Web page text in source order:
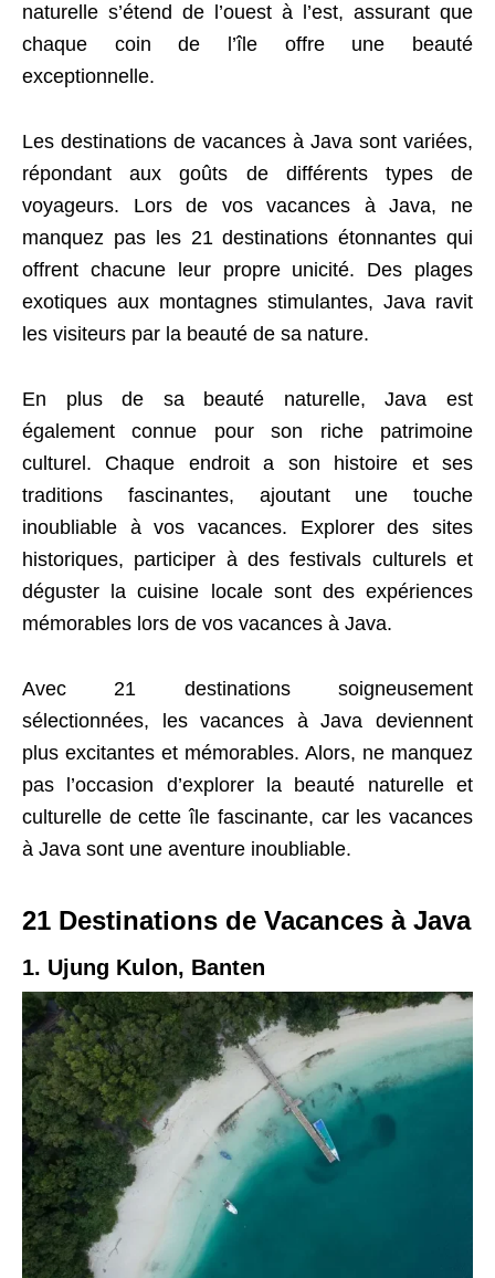
naturelle s’étend de l’ouest à l’est, assurant que
chaque coin de l’île offre une beauté
exceptionnelle.
Les destinations de vacances à Java sont variées,
répondant aux goûts de différents types de
voyageurs. Lors de vos vacances à Java, ne
manquez pas les 21 destinations étonnantes qui
offrent chacune leur propre unicité. Des plages
exotiques aux montagnes stimulantes, Java ravit
les visiteurs par la beauté de sa nature.
En plus de sa beauté naturelle, Java est
également connue pour son riche patrimoine
culturel. Chaque endroit a son histoire et ses
traditions fascinantes, ajoutant une touche
inoubliable à vos vacances. Explorer des sites
historiques, participer à des festivals culturels et
déguster la cuisine locale sont des expériences
mémorables lors de vos vacances à Java.
Avec 21 destinations soigneusement
sélectionnées, les vacances à Java deviennent
plus excitantes et mémorables. Alors, ne manquez
pas l’occasion d’explorer la beauté naturelle et
culturelle de cette île fascinante, car les vacances
à Java sont une aventure inoubliable.
21 Destinations de Vacances à Java
1. Ujung Kulon, Banten